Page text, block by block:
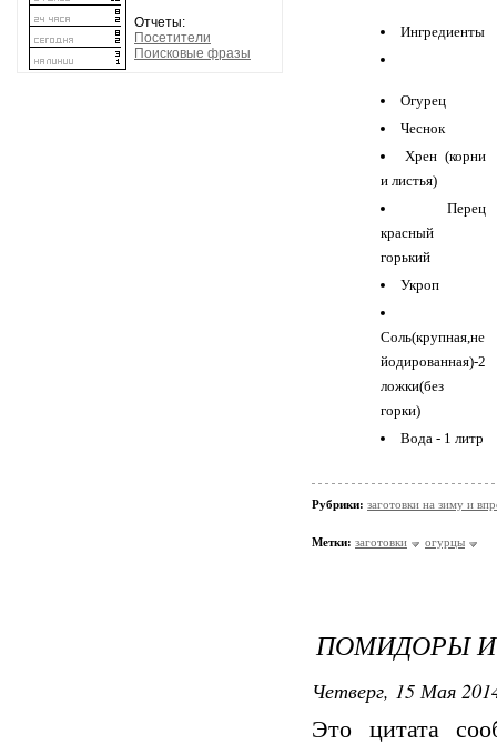
Отчеты:
Посетители
Поисковые фразы
Ингредиенты
Огурец
Чеснок
Хрен (корни
и листья)
Перец
красный
горький
Укроп
Соль(крупная,не
йодированная)-2
ложки(без
горки)
Вода - 1 литр
Рубрики: заготовки на зиму и
Метки: заготовки огурцы
ПОМИДОРЫ
Четверг, 15 Мая
Это цитата